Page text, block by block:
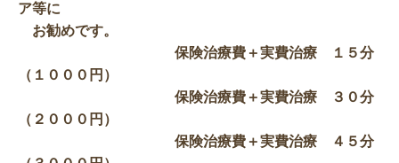
ア等に
お勧めです。
保険治療費＋実費治療 １５分
（１０００円）
保険治療費＋実費治療 ３０分
（２０００円）
保険治療費＋実費治療 ４５分